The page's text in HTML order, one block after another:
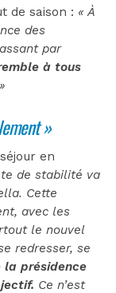
de saison : « À
des
par
à tous
»
en
de stabilité va
Cette
avec les
le nouvel
redresser, se
la présidence
Ce n’est